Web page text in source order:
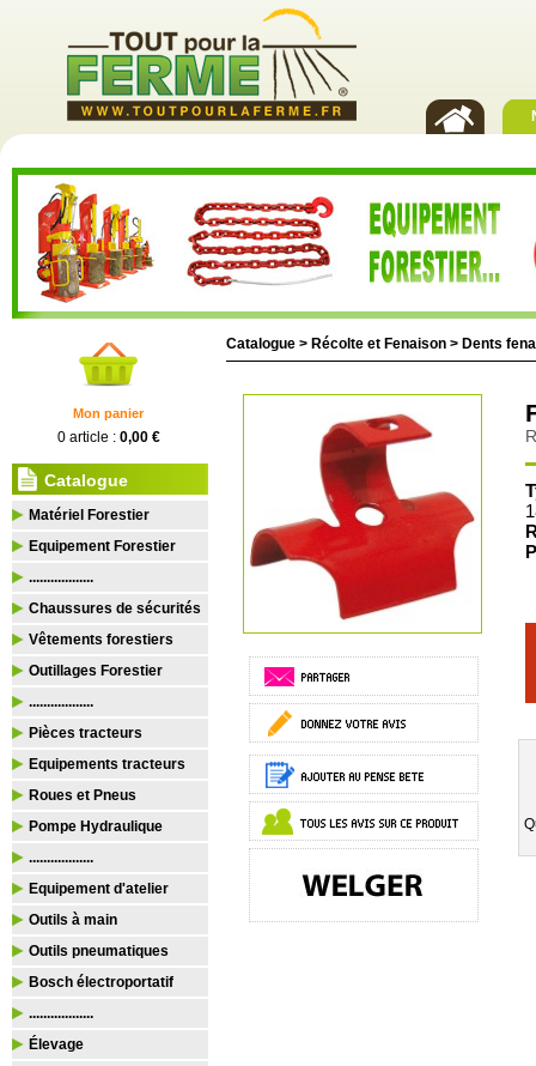
Mon panier
0 article : 0,00 €
Catalogue
Matériel Forestier
Equipement Forestier
..................
Chaussures de sécurités
Vêtements forestiers
Outillages Forestier
..................
Pièces tracteurs
Equipements tracteurs
Roues et Pneus
Pompe Hydraulique
..................
Equipement d'atelier
Outils à main
Outils pneumatiques
Bosch électroportatif
..................
Élevage
Catalogue > Récolte et Fenaison > Dents